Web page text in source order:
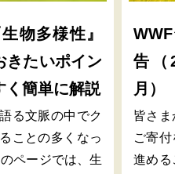
物多様性』
きたいポイン
く簡単に解説
る文脈の中でク
ことの多くなっ
ページでは、生
告（
月）
皆さ
ご寄
進める